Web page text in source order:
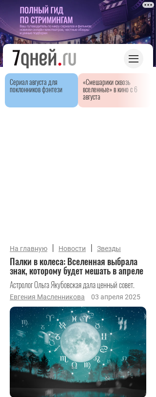
Сериал августа для
поклонников фэнтези
«Смешарики сквозь
вселенные» в кино с 6
августа
На главную | Новости | Звезды
Палки в колеса: Вселенная выбрала
знак, которому будет мешать в апреле
Астролог Ольга Якубовская дала ценный совет.
Евгения Масленникова 03 апреля 2025